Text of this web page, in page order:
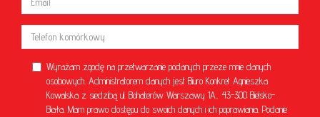
Wyrażam zgodę na przetwarzanie podanych przeze mnie danych
osobowych. Administratorem danych jest Biuro Konkret Agnieszka
Kowalska z siedzibą ul. Bohaterów Warszawy 1A, 43-300 Bielsko-
Biała. Mam prawo dostępu do swoich danych i ich poprawiania. Podanie